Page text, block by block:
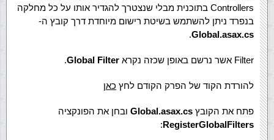
Controllers בתוכנית מבלי שנצטרך להגדיר אותו על כל מחלקה
בנפרד ניתן להשתמש בשיטת רישום מיוחדת דרך קובץ ה-
Global.asax.cs
.
Filter אשר נרשם באופן שכזה נקרא Global Filter
.
להורדת הקוד של הפרק הקודם לחץ כאן
פתח את הקובץ Global.asax.cs ובחן את הפונקציה
RegisterGlobalFilters
: